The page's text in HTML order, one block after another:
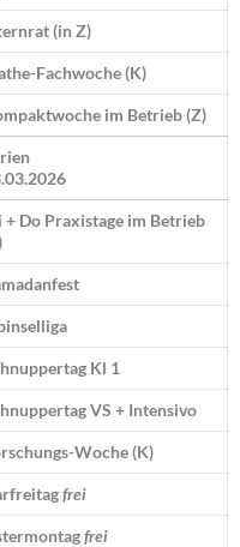
(in Z)
Fachwoche (K)
im Betrieb (Z)
+ Do Praxistage im Betrieb
Kl 1
VS + Intensivo
Woche (K)
frei
frei